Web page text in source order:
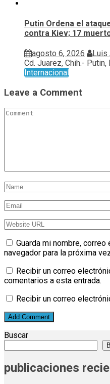
Putin Ordena el
contra Kiev; 17
agosto 6, 2026 Luis
Cd. Juarez, Chih.-
Internacional
Leave a Comment
Guarda mi nombre,
navegador para la próxima
Recibir un correo
comentarios a esta entrada.
Recibir un correo
Buscar
publicaciones